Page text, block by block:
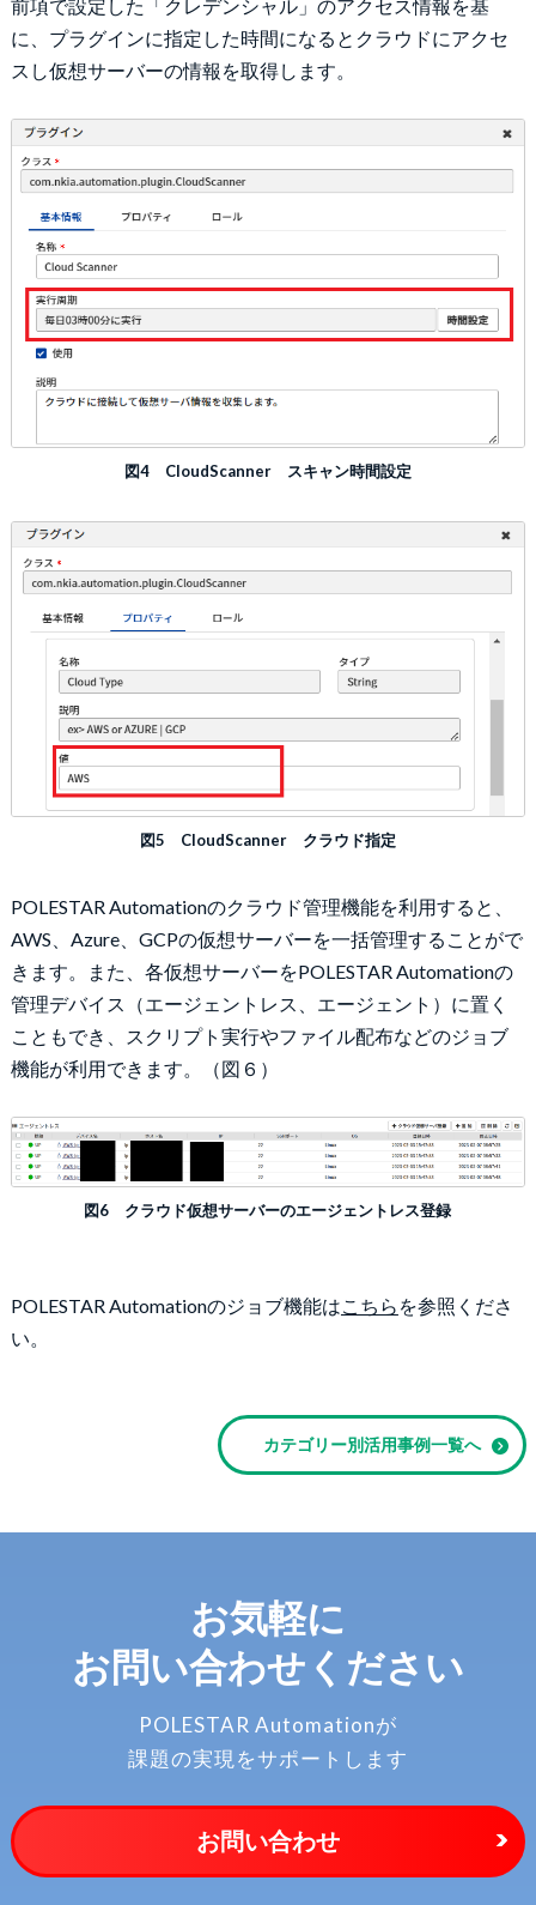
前項で設定した「クレデンシャル」のアクセス情報を基
に、プラグインに指定した時間になるとクラウドにアクセ
スし仮想サーバーの情報を取得します。
図4 CloudScanner スキャン時間設定
図5 CloudScanner クラウド指定
POLESTAR Automationのクラウド管理機能を利用すると、
AWS、Azure、GCPの仮想サーバーを一括管理することがで
きます。また、各仮想サーバーをPOLESTAR Automationの
管理デバイス（エージェントレス、エージェント）に置く
こともでき、スクリプト実行やファイル配布などのジョブ
機能が利用できます。（図６）
図6 クラウド仮想サーバーのエージェントレス登録
POLESTAR Automationのジョブ機能は こちら を参照くださ
い。
カテゴリー別活用事例一覧へ
お気軽に
お問い合わせください
POLESTAR Automationが
課題の実現をサポートします
お問い合わせ